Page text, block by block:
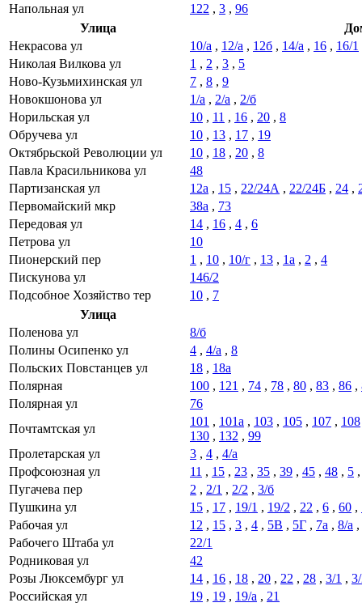
Напольная ул
122 , 3 , 96
Улица
Некрасова ул
10/а , 12/а , 12б , 14/а , 16 , 16/1
Николая Вилкова ул
1 , 2 , 3 , 5
Ново-Кузьмихинская ул
7 , 8 , 9
Новокшонова ул
1/а , 2/а , 2/б
Норильская ул
10 , 11 , 16 , 20 , 8
Обручева ул
10 , 13 , 17 , 19
Октябрьской Революции ул
10 , 18 , 20 , 8
Павла Красильникова ул
48
Партизанская ул
12а , 15 , 22/24А , 22/24Б , 24 ,
Первомайский мкр
38а , 73
Передовая ул
14 , 16 , 4 , 6
Петрова ул
10
Пионерский пер
1 , 10 , 10/г , 13 , 1а , 2 , 4
Пискунова ул
146/2
Подсобное Хозяйство тер
10 , 7
Улица
Поленова ул
8/б
Полины Осипенко ул
4 , 4/а , 8
Польских Повстанцев ул
18 , 18а
Полярная
100 , 121 , 74 , 78 , 80 , 83 , 86 ,
Полярная ул
76
Почтамтская ул
101 , 101а , 103 , 105 , 107 , 108
130 , 132 , 99
Пролетарская ул
3 , 4 , 4/а
Профсоюзная ул
11 , 15 , 23 , 35 , 39 , 45 , 48 , 5
Пугачева пер
2 , 2/1 , 2/2 , 3/б
Пушкина ул
15 , 17 , 19/1 , 19/2 , 22 , 6 , 60 ,
Рабочая ул
12 , 15 , 3 , 4 , 5В , 5Г , 7а , 8/а ,
Рабочего Штаба ул
22/1
Родниковая ул
42
Розы Люксембург ул
14 , 16 , 18 , 20 , 22 , 28 , 3/1 ,
Российская ул
19 , 19 , 19/а , 21